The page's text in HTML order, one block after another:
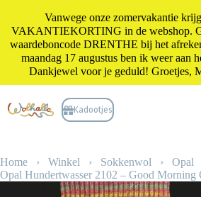
naar
de
Kadootjes
Home › Winkel › Sokkenwol › Opal
Opal Hundertwasser 2102 – Good Morning
Vanwege onze zomervakantie
VAKANTIEKORTING in de webshop.
waardeboncode DRENTHE bij het
maandag 17 augustus ben ik weer aan
Dankjewel voor je geduld! Groetjes,